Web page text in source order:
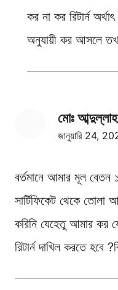
কর না কর রিটার্ন
অনুযায়ী কর আসলে
মোঃ
জানুয়ারি 24,
বর্তমানে আমার মূল
সার্টিফিকেট থেকে
করিনি যেহেতু আমার
রিটার্ন দাখিল করতে হবে